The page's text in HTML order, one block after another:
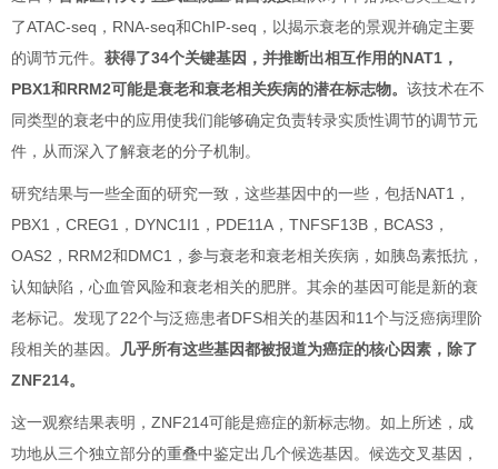
了ATAC-seq，RNA-seq和ChIP-seq，以揭示衰老的景观并确定主要
的调节元件。 获得了34个关键基因，并推断出相互作用的NAT1，
PBX1和RRM2可能是衰老和衰老相关疾病的潜在标志物。 该技术在不
同类型的衰老中的应用使我们能够确定负责转录实质性调节的调节元
件，从而深入了解衰老的分子机制。
研究结果与一些全面的研究一致，这些基因中的一些，包括NAT1，
PBX1，CREG1，DYNC1I1，PDE11A，TNFSF13B，BCAS3，
OAS2，RRM2和DMC1，参与衰老和衰老相关疾病，如胰岛素抵抗，
认知缺陷，心血管风险和衰老相关的肥胖。其余的基因可能是新的衰
老标记。发现了22个与泛癌患者DFS相关的基因和11个与泛癌病理阶
段相关的基因。
几乎所有这些基因都被报道为癌症的核心因素，除了
ZNF214。
这一观察结果表明，ZNF214可能是癌症的新标志物。如上所述，成
功地从三个独立部分的重叠中鉴定出几个候选基因。候选交叉基因，